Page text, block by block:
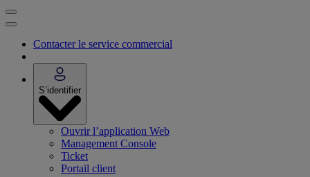
Contacter le service commercial
S’identifier
Ouvrir l’application Web
Management Console
Ticket
Portail client